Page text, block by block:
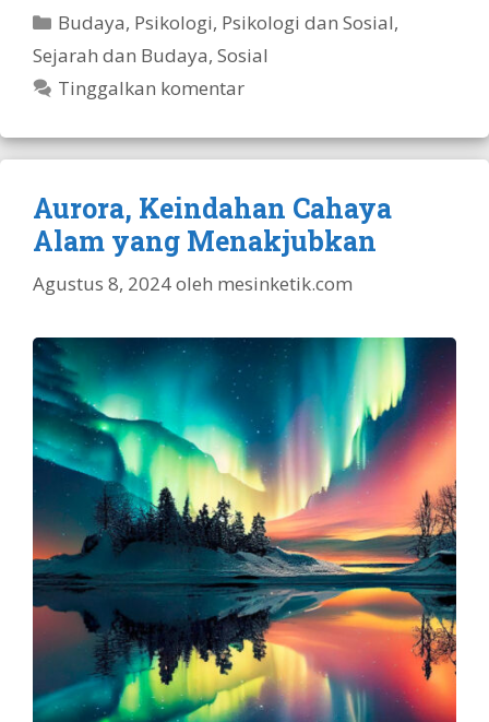
Kategori
Budaya, Psikologi, Psikologi dan Sosial,
Sejarah dan Budaya, Sosial
Tinggalkan komentar
Aurora, Keindahan Cahaya
Alam yang Menakjubkan
Agustus 8, 2024oleh mesinketik.com